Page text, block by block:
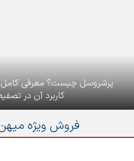
پرشروسل چیست؟ معرفی کامل
کاربرد آن در
فروش ویژه